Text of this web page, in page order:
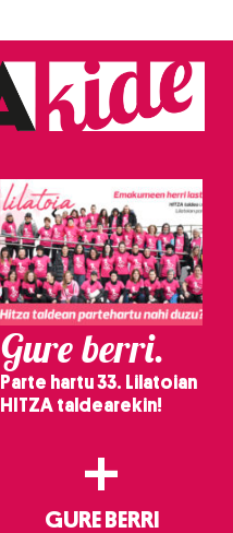
Gure berri.
Parte hartu 33. Lilatoian
HITZA taldearekin!
+
GURE BERRI